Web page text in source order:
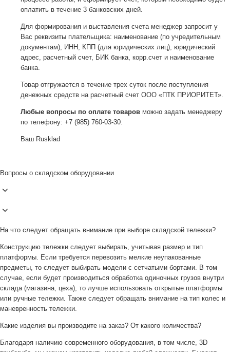
оплатить в течение 3 банковских дней.
Для формирования и выставления счета менеджер запросит у
Вас реквизиты плательщика: наименование (по учредительным
документам), ИНН, КПП (для юридических лиц), юридический
адрес, расчетный счет, БИК банка, корр.счет и наименование
банка.
Товар отгружается в течение трех суток после поступления
денежных средств на расчетный счет ООО «ПТК ПРИОРИТЕТ».
Любые вопросы по оплате товаров можно задать менеджеру
по телефону: +7 (985) 760-03-30.
Ваш Rusklad
Вопросы о складском оборудовании
На что следует обращать внимание при выборе складской тележки?
Конструкцию тележки следует выбирать, учитывая размер и тип
платформы. Если требуется перевозить мелкие неупакованные
предметы, то следует выбирать модели с сетчатыми бортами. В том
случае, если будет производиться обработка одиночных грузов внутри
склада (магазина, цеха), то лучше использовать открытые платформы
или ручные тележки. Также следует обращать внимание на тип колес и
маневренность тележки.
Какие изделия вы производите на заказ? От какого количества?
Благодаря наличию современного оборудования, в том числе, 3D